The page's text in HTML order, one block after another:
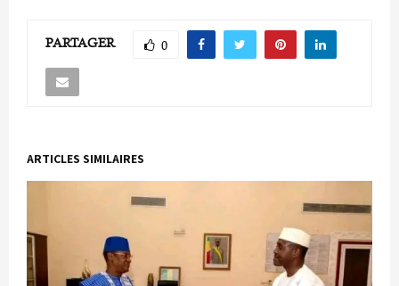
PARTAGER 0
ARTICLES SIMILAIRES